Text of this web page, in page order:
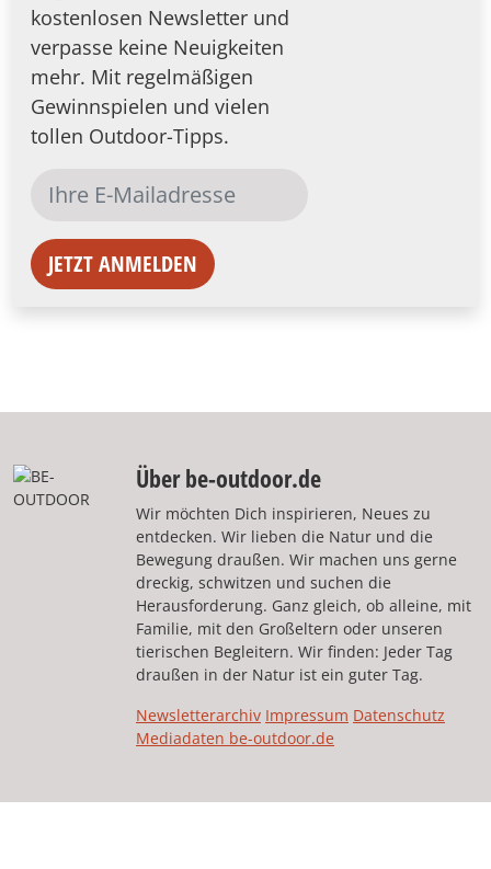
kostenlosen Newsletter und
verpasse keine Neuigkeiten
mehr. Mit regelmäßigen
Gewinnspielen und vielen
tollen Outdoor-Tipps.
JETZT ANMELDEN
Über be-outdoor.de
Wir möchten Dich inspirieren, Neues zu
entdecken. Wir lieben die Natur und die
Bewegung draußen. Wir machen uns gerne
dreckig, schwitzen und suchen die
Herausforderung. Ganz gleich, ob alleine, mit
Familie, mit den Großeltern oder unseren
tierischen Begleitern. Wir finden: Jeder Tag
draußen in der Natur ist ein guter Tag.
Newsletterarchiv Impressum Datenschutz
Mediadaten be-outdoor.de